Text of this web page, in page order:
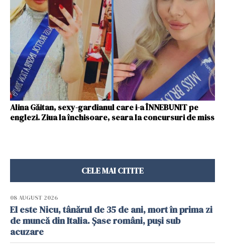
Alina Găitan, sexy-gardianul care i-a ÎNNEBUNIT pe
englezi. Ziua la închisoare, seara la concursuri de miss
CELE MAI CITITE
08 AUGUST 2026
El este Nicu, tânărul de 35 de ani, mort în prima zi
de muncă din Italia. Șase români, puși sub
acuzare